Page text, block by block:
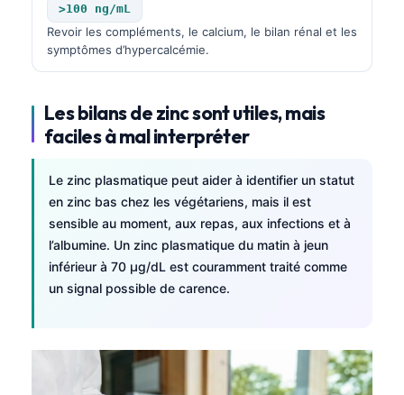
>100 ng/mL
Revoir les compléments, le calcium, le bilan rénal et les
symptômes d’hypercalcémie.
Les bilans de zinc sont utiles, mais
faciles à mal interpréter
Le zinc plasmatique peut aider à identifier un statut
en zinc bas chez les végétariens, mais il est
sensible au moment, aux repas, aux infections et à
l’albumine. Un zinc plasmatique du matin à jeun
inférieur à 70 µg/dL est couramment traité comme
un signal possible de carence.
Bahasa Indonesia
Íslenska
Српски језик
Bosanski
Azərbaycan dili
日本語
Čeština